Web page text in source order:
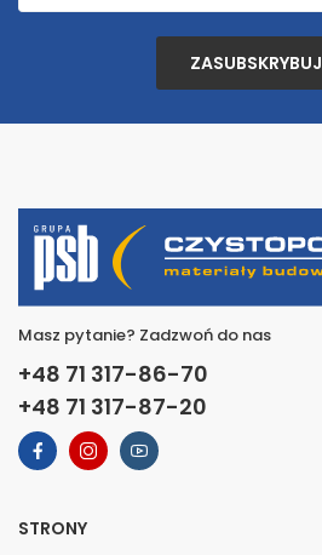
ZASUBSKRYBUJ
Masz pytanie? Zadzwoń do nas
+48 71 317-86-70
+48 71 317-87-20
STRONY